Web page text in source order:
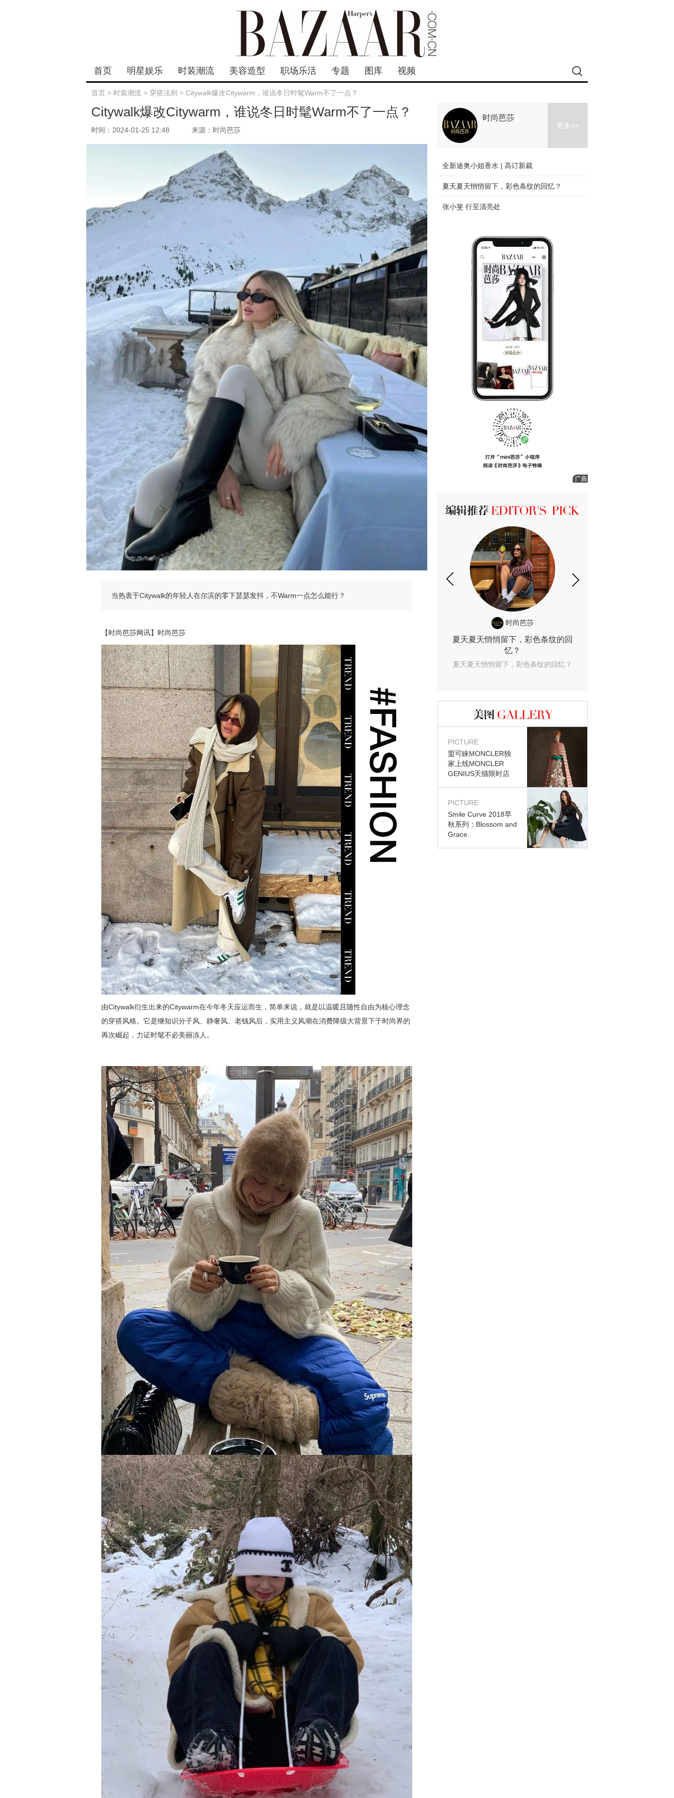
首页 明星娱乐 时装潮流 美容造型 职场乐活 专题 图库 视频
首页 > 时装潮流 > 穿搭法则 > Citywalk爆改Citywarm，谁说冬日时髦Warm不了一点？
Citywalk爆改Citywarm，谁说冬日时髦Warm不了一点？
时间：2024-01-25 12:48 来源：时尚芭莎
当热衷于Citywalk的年轻人在尔滨的零下瑟瑟发抖，不Warm一点怎么能行？
【时尚芭莎网讯】时尚芭莎
由Citywalk衍生出来的Citywarm在今年冬天应运而生，简单来说，就是以温暖且随性自由为核心理念
的穿搭风格。它是继知识分子风、静奢风、老钱风后，实用主义风潮在消费降级大背景下于时尚界的
再次崛起，力证时髦不必美丽冻人。
时尚芭莎
更多>>
全新迪奥小姐香水 | 高订新裁
夏天夏天悄悄留下，彩色条纹的回忆？
张小斐 行至清亮处
时尚芭莎
夏天夏天悄悄留下，彩色条纹的回
忆？
夏天夏天悄悄留下，彩色条纹的回忆？
图库
PICTURE
盟可睐MONCLER独
家上线MONCLER
GENIUS天猫限时店
PICTURE
Smile Curve 2018早
秋系列：Blossom and
Grace.